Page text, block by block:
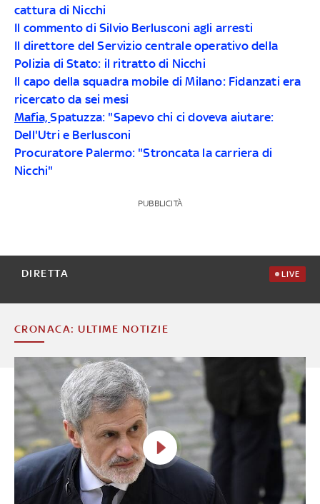
cattura di Nicchi
Il commento di Silvio Berlusconi agli arresti
Il direttore del Servizio centrale operativo della
Polizia di Stato: il ritratto di Nicchi
Il capo della squadra mobile di Milano: Fidanzati era
ricercato da sei mesi
Mafia,Spatuzza: "Sapevo chi ci doveva aiutare:
Dell'Utri e Berlusconi
Procuratore Palermo: "Stroncata la carriera di
Nicchi"
PUBBLICITÀ
DIRETTA LIVE
CRONACA: ULTIME NOTIZIE